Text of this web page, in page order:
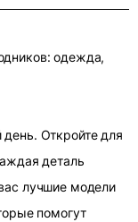
одежда,
Откройте для
деталь
лучшие модели
помогут